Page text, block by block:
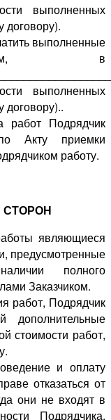
выполненных
выполненные
в
выполненных
работ Подрядчик
Акту приемки
работу.
СТОРОН
являющиеся
предусмотренные
полного
Заказчиком.
работ, Подрядчик
дополнительные
стоимости работ,
и оплату
отказаться от
они не входят в
Подрядчика,